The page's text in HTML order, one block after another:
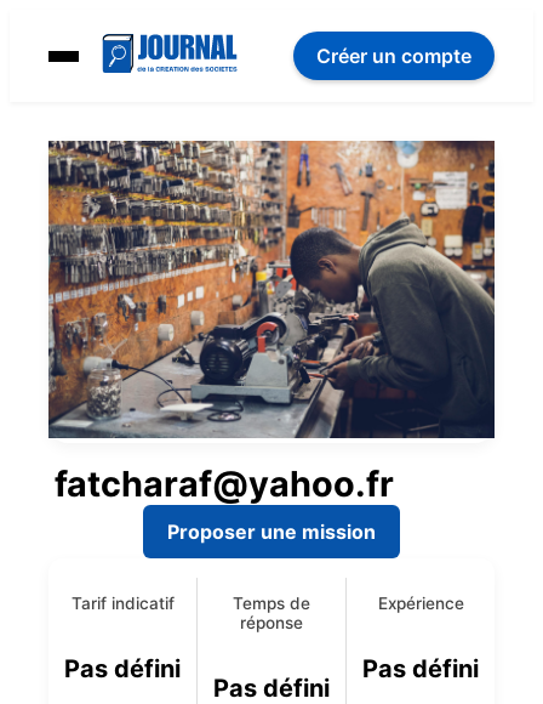
Créer un compte
fatcharaf@yahoo.fr
Proposer une mission
Tarif indicatif
Pas défini
Temps de
réponse
Pas défini
Expérience
Pas défini